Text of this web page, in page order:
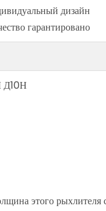
Д10Н
этого рыхлителя